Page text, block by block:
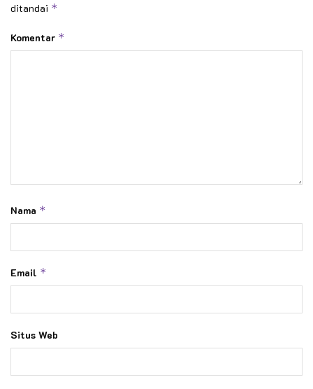
ditandai *
Komentar *
Nama *
Email *
Situs Web